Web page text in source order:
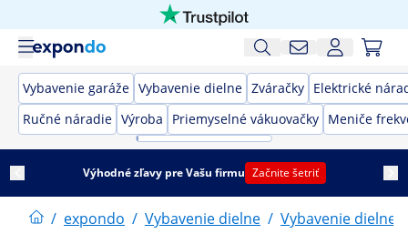
Vybavenie garáže Vybavenie dielne Zváračky Elektrické
Ručné náradie Výroba Priemyselné vákuovačky Meniče
Výhodné zľavy pre Vašu firmu Začnite šetriť
/ expondo / Vybavenie dielne / Vybavenie dielne